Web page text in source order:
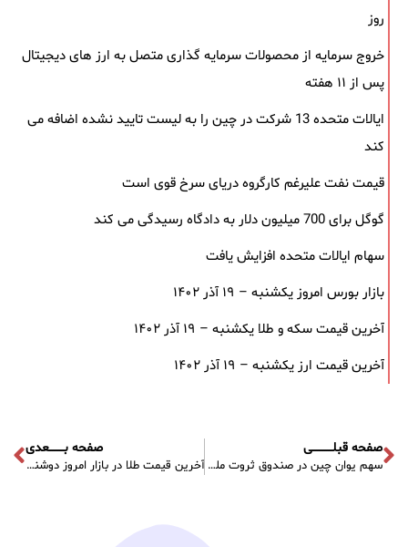
روز
خروج سرمایه از محصولات سرمایه ‌گذاری متصل به ارز های دیجیتال
پس از ۱۱ هفته
ایالات متحده 13 شرکت در چین را به لیست تایید نشده اضافه می
کند
قیمت نفت علیرغم کارگروه دریای سرخ قوی است
گوگل برای 700 میلیون دلار به دادگاه رسیدگی می کند
سهام ایالات متحده افزایش یافت
بازار بورس امروز یکشنبه – ۱۹ آذر ۱۴۰۲
آخرین قیمت سکه و طلا یکشنبه – ۱۹ آذر ۱۴۰۲
آخرین قیمت ارز یکشنبه – ۱۹ آذر ۱۴۰۲
صفحه قبلـــــــــــی
سهم یوان چین در صندوق ثروت ملی روسیه ۲ برابر شد
صفحه بــــــــعدی
آخرین قیمت طلا در بازار امروز دوشنبه – ۱۲ دی ۱۴۰۱